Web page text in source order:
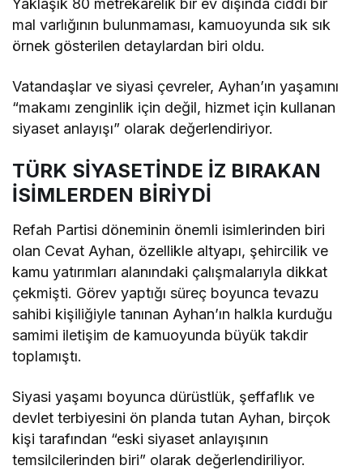
Yaklaşık 80 metrekarelik bir ev dışında ciddi bir
mal varlığının bulunmaması, kamuoyunda sık sık
örnek gösterilen detaylardan biri oldu.
Vatandaşlar ve siyasi çevreler, Ayhan’ın yaşamını
“makamı zenginlik için değil, hizmet için kullanan
siyaset anlayışı” olarak değerlendiriyor.
TÜRK SİYASETİNDE İZ BIRAKAN
İSİMLERDEN BİRİYDİ
Refah Partisi döneminin önemli isimlerinden biri
olan Cevat Ayhan, özellikle altyapı, şehircilik ve
kamu yatırımları alanındaki çalışmalarıyla dikkat
çekmişti. Görev yaptığı süreç boyunca tevazu
sahibi kişiliğiyle tanınan Ayhan’ın halkla kurduğu
samimi iletişim de kamuoyunda büyük takdir
toplamıştı.
Siyasi yaşamı boyunca dürüstlük, şeffaflık ve
devlet terbiyesini ön planda tutan Ayhan, birçok
kişi tarafından “eski siyaset anlayışının
temsilcilerinden biri” olarak değerlendiriliyor.